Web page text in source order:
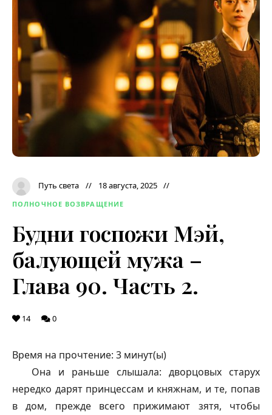
Путь света 18 августа, 2025
ПОЛНОЧНОЕ ВОЗВРАЩЕНИЕ
Будни госпожи Мэй,
балующей мужа –
Глава 90. Часть 2.
14 0
Время на прочтение: 3 минут(ы)
Она и раньше слышала: дворцовых старух
нередко дарят принцессам и княжнам, и те, попав
в дом, прежде всего прижимают зятя, чтобы